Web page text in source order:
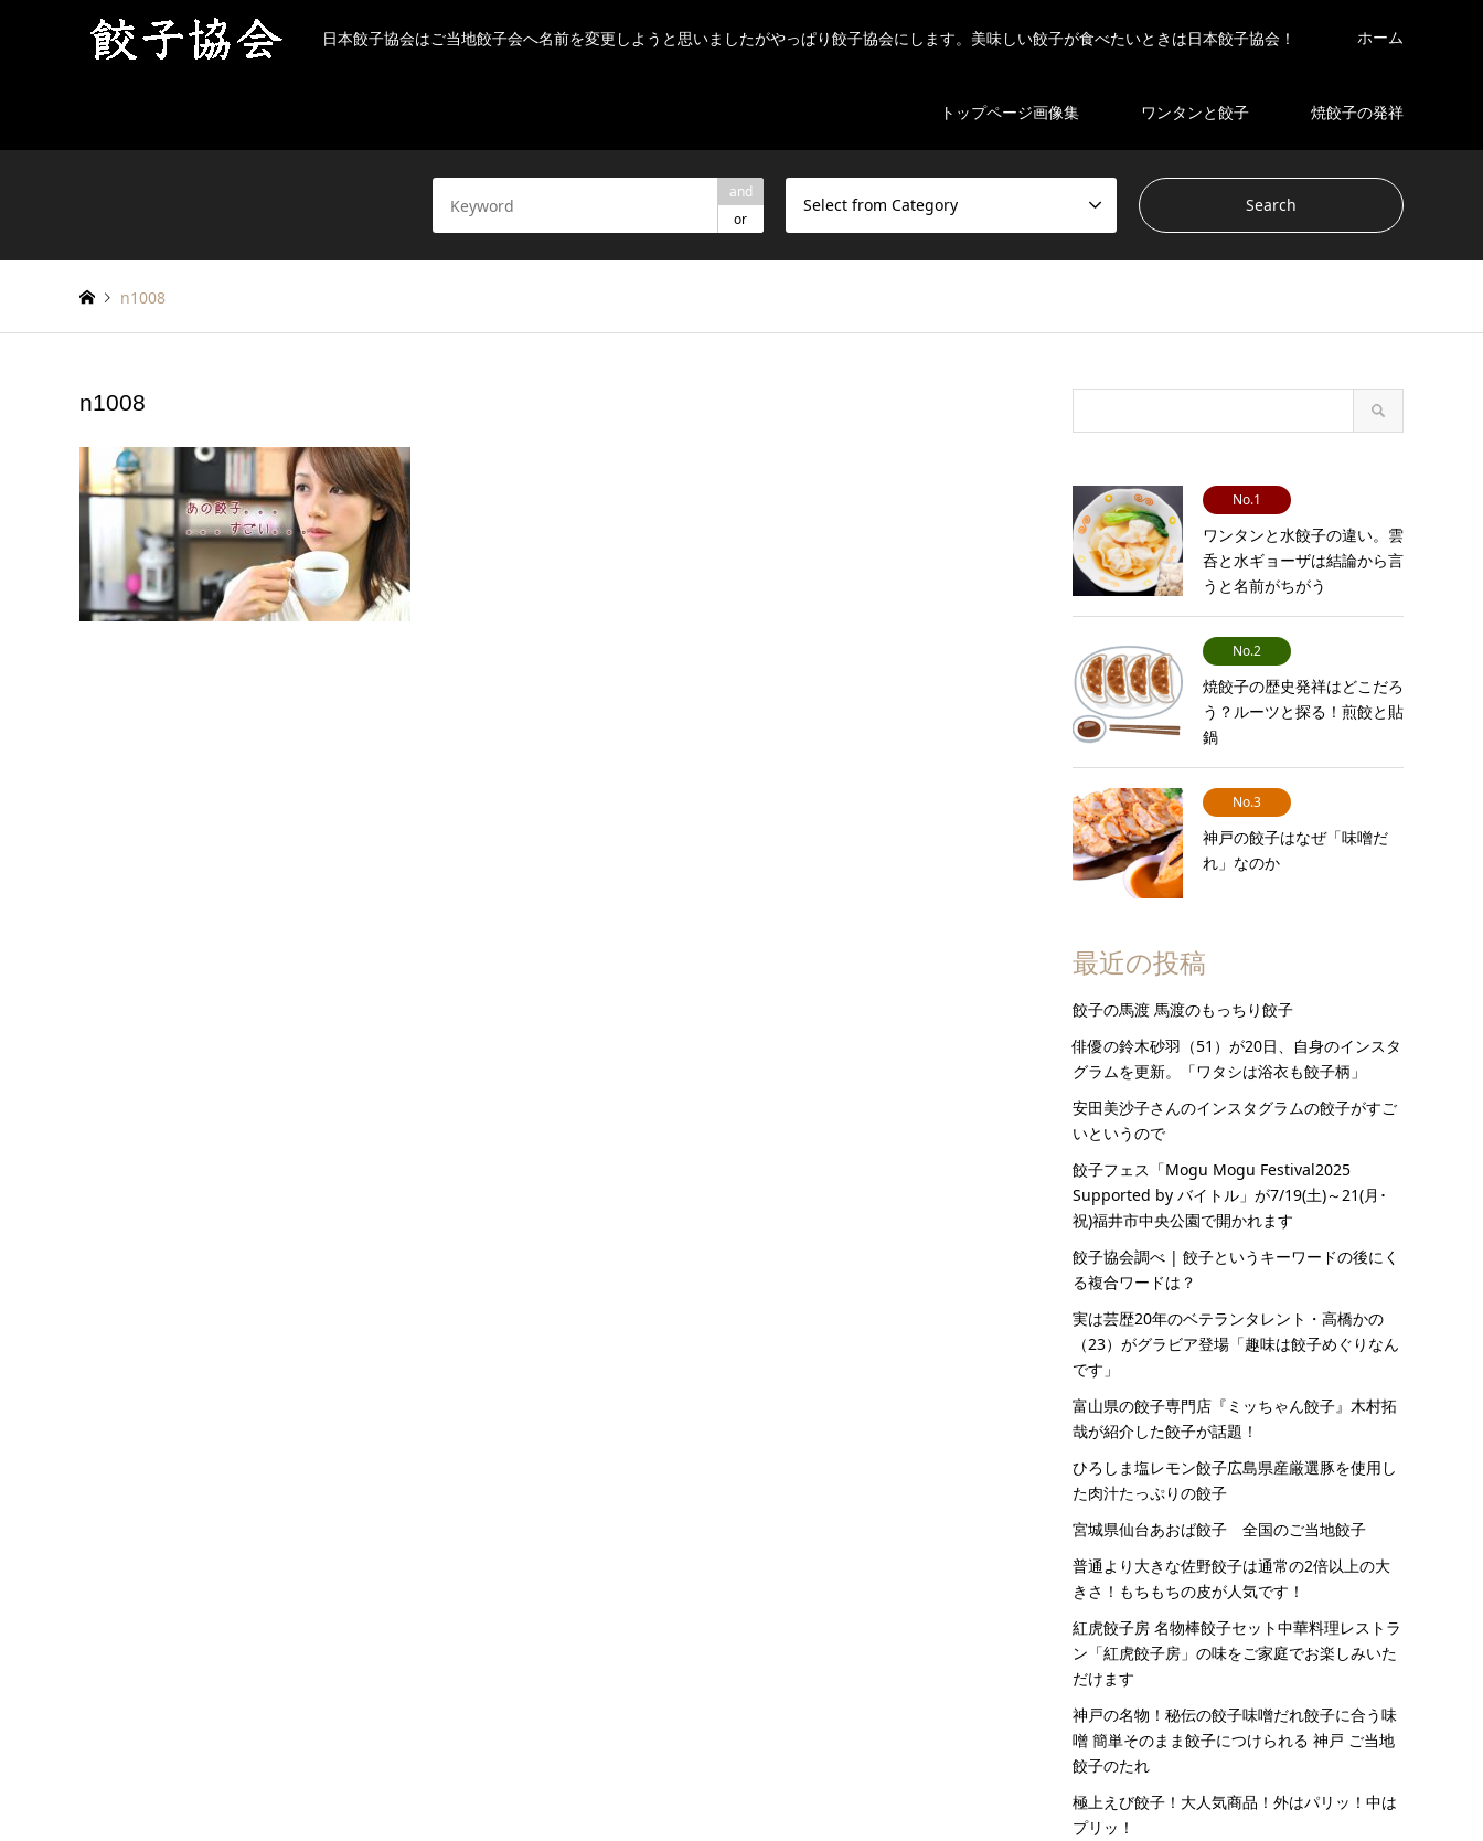
日本餃子協会はご当地餃子会へ名前を変更しようと思いましたがやっぱり餃子協会にします。美味しい餃子が食べたいときは日本餃子協会！ ホーム
トップページ画像集 ワンタンと餃子 焼餃子の発祥
and
or
Select from Category
n1008
n1008
No.1
ワンタンと水餃子の違い。雲
呑と水ギョーザは結論から言
うと名前がちがう
No.2
焼餃子の歴史発祥はどこだろ
う？ルーツと探る！煎餃と貼
鍋
No.3
神戸の餃子はなぜ「味噌だ
れ」なのか
最近の投稿
餃子の馬渡 馬渡のもっちり餃子
俳優の鈴木砂羽（51）が20日、自身のインスタ
グラムを更新。「ワタシは浴衣も餃子柄」
安田美沙子さんのインスタグラムの餃子がすご
いというので
餃子フェス「Mogu Mogu Festival2025
Supported by バイトル」が7/19(土)～21(月･
祝)福井市中央公園で開かれます
餃子協会調べ | 餃子というキーワードの後にく
る複合ワードは？
実は芸歴20年のベテランタレント・高橋かの
（23）がグラビア登場「趣味は餃子めぐりなん
です」
富山県の餃子専門店『ミッちゃん餃子』木村拓
哉が紹介した餃子が話題！
ひろしま塩レモン餃子広島県産厳選豚を使用し
た肉汁たっぷりの餃子
宮城県仙台あおば餃子 全国のご当地餃子
普通より大きな佐野餃子は通常の2倍以上の大
きさ！もちもちの皮が人気です！
紅虎餃子房 名物棒餃子セット中華料理レストラ
ン「紅虎餃子房」の味をご家庭でお楽しみいた
だけます
神戸の名物！秘伝の餃子味噌だれ餃子に合う味
噌 簡単そのまま餃子につけられる 神戸 ご当地
餃子のたれ
極上えび餃子！大人気商品！外はパリッ！中は
プリッ！